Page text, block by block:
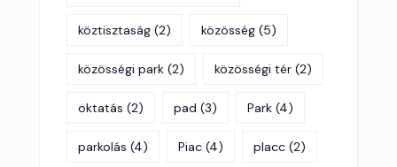
köztisztaság (2) közösség (5)
közösségi park (2) közösségi tér (2)
oktatás (2) pad (3) Park (4)
parkolás (4) Piac (4) placc (2)